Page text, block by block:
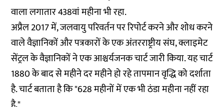
वाला लगातार 438वां महीना भी रहा.
अप्रैल 2017 में, जलवायु परिवर्तन पर रिपोर्ट करने और शोध करने
वाले वैज्ञानिकों और पत्रकारों के एक अंतरराष्ट्रीय संघ, क्लाइमेट
सेंट्रल के वैज्ञानिकों ने एक आश्चर्यजनक चार्ट जारी किया. यह चार्ट
1880 के बाद से महीने दर महीने हो रहे तापमान वृद्धि को दर्शाता
है. चार्ट बताता है कि "628 महीनों में एक भी ठंडा महीना नहीं रहा